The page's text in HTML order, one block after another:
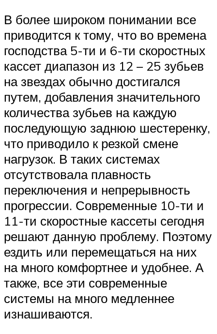
В более широком понимании все
приводится к тому, что во времена
господства 5-ти и 6-ти скоростных
кассет диапазон из 12 – 25 зубьев
на звездах обычно достигался
путем, добавления значительного
количества зубьев на каждую
последующую заднюю шестеренку,
что приводило к резкой смене
нагрузок. В таких системах
отсутствовала плавность
переключения и непрерывность
прогрессии. Современные 10-ти и
11-ти скоростные кассеты сегодня
решают данную проблему. Поэтому
ездить или перемещаться на них
на много комфортнее и удобнее. А
также, все эти современные
системы на много медленнее
изнашиваются.